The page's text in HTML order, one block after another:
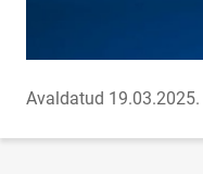
Avaldatud 19.03.2025.